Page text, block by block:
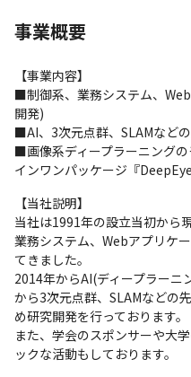
事業概要
【事業内容】
■制御系、業務システム、
開発)
■AI、3次元点群、SLAMなど
■画像系ディープラーニング
インワンパッケージ『
【当社説明】
当社は1991年の設立当初から
業務システム、Webアプリケ
てきました。
2014年からAI(ディープラー
から3次元点群、SLAMなどの
め研究開発を行っております。
また、学会のスポンサーや大
ックな活動もしております。